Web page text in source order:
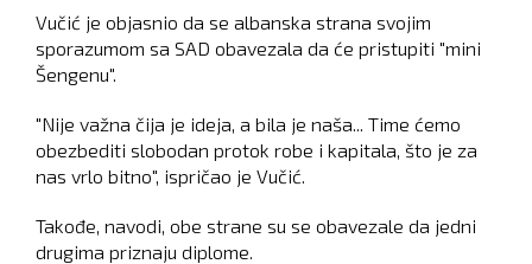
Vučić je objasnio da se albanska strana svojim
sporazumom sa SAD obavezala da će pristupiti "mini
Šengenu".
"Nije važna čija je ideja, a bila je naša... Time ćemo
obezbediti slobodan protok robe i kapitala, što je za
nas vrlo bitno", ispričao je Vučić.
Takođe, navodi, obe strane su se obavezale da jedni
drugima priznaju diplome.